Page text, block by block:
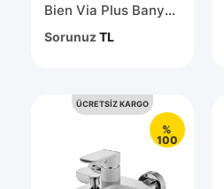
Bien Via Plus Banyo Bataryası BB01043102
SorunuzTL
%
100
ÜCRETSİZ KARGO